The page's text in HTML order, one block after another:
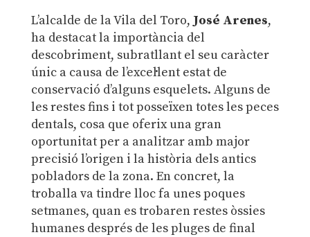
L’alcalde de la Vila del Toro, José Arenes,
ha destacat la importància del
descobriment, subratllant el seu caràcter
únic a causa de l’excel·lent estat de
conservació d’alguns esquelets. Alguns de
les restes fins i tot posseïxen totes les peces
dentals, cosa que oferix una gran
oportunitat per a analitzar amb major
precisió l’origen i la història dels antics
pobladors de la zona. En concret, la
troballa va tindre lloc fa unes poques
setmanes, quan es trobaren restes òssies
humanes després de les pluges de final